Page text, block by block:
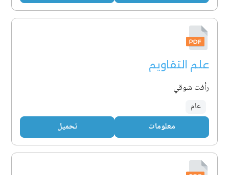
علم التقاويم
رأفت شوقي
عام
معلومات تحميل